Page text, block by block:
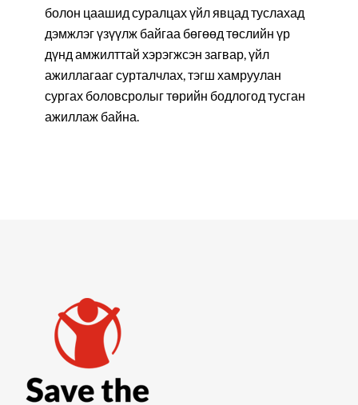
болон цаашид суралцах үйл явцад туслахад
дэмжлэг үзүүлж байгаа бөгөөд төслийн үр
дүнд амжилттай хэрэгжсэн загвар, үйл
ажиллагааг сурталчлах, тэгш хамруулан
сургах боловсролыг төрийн бодлогод тусган
ажиллаж байна.